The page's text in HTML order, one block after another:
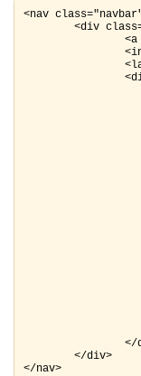
<nav
<div
<a
<div
<ul
<li id="menu-
{if
<li id="menu-
{/
{if
<li
<a
<div
<li id="menu-
<li id="menu-
{/
</
</
</div>
</nav>